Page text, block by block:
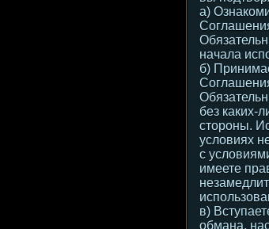
а)
начала
б)
без каких-
стороны.
условиях
с
имеете
в)
обмана,